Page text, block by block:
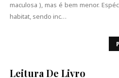
maculosa ), mas é bem menor.
habitat, sendo inc…
Leitura De Livro